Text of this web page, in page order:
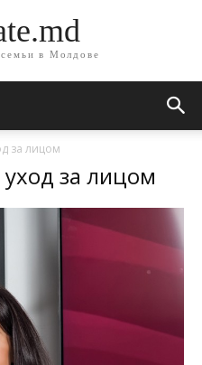
в Молдове
за лицом
за лицом